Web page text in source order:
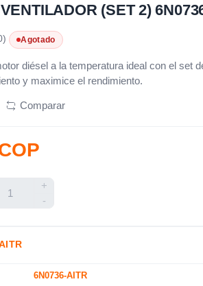
(SET 2)
Agotado
diésel a la temperatura ideal con el set
y maximice el rendimiento.
Comparar
+
-
6N0736-AITR